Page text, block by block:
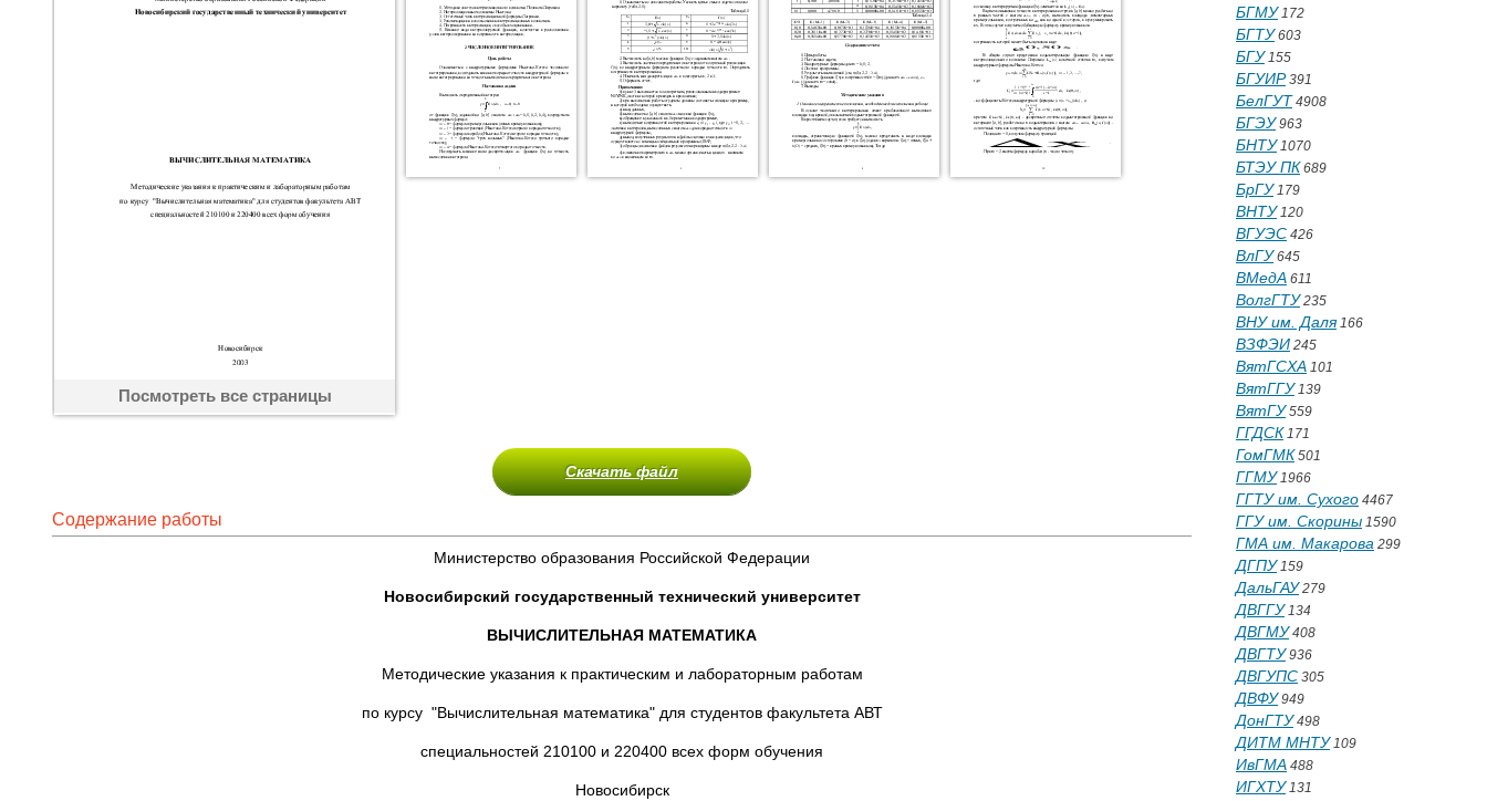
Посмотреть все страницы
Скачать файл
Содержание работы
Министерство образования Российской Федерации
Новосибирский государственный технический университет
ВЫЧИСЛИТЕЛЬНАЯ МАТЕМАТИКА
Методические указания к практическим и лабораторным работам
по курсу "Вычислительная математика" для студентов факультета АВТ
специальностей 210100 и 220400 всех форм обучения
Новосибирск
БГМУ172
БГТУ603
БГУ155
БГУИР391
БелГУТ 4908
БГЭУ963
БНТУ1070
БТЭУ ПК 689
БрГУ179
ВНТУ120
ВГУЭС 426
ВлГУ645
ВМедА 611
ВолгГТУ235
ВНУ им. Даля166
ВЗФЭИ 245
ВятГСХА 101
ВятГГУ139
ВятГУ559
ГГДСК 171
ГомГМК 501
ГГМУ1966
ГГТУ им. Сухого 4467
ГГУ им. Скорины 1590
ГМА им. Макарова 299
ДГПУ159
ДальГАУ279
ДВГГУ134
ДВГМУ408
ДВГТУ936
ДВГУПС 305
ДВФУ949
ДонГТУ498
ДИТМ МНТУ109
ИвГМА 488
ИГХТУ131